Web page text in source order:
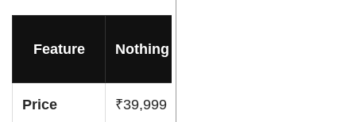
Feature Nothing 4a Pro
Price ₹39,999